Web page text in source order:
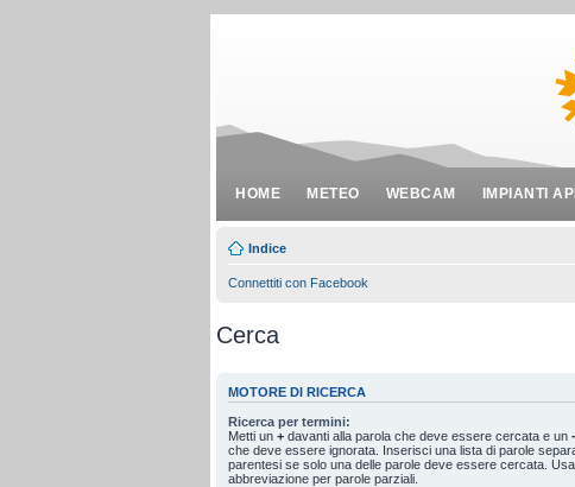
HOME METEO WEBCAM IMPIANTI
Indice
Connettiti con Facebook
Cerca
MOTORE DI RICERCA
Ricerca per termini:
Metti un + davanti alla parola che deve essere cercata e un -
che deve essere ignorata. Inserisci una lista di parole
parentesi se solo una delle parole deve essere cercata.
abbreviazione per parole parziali.